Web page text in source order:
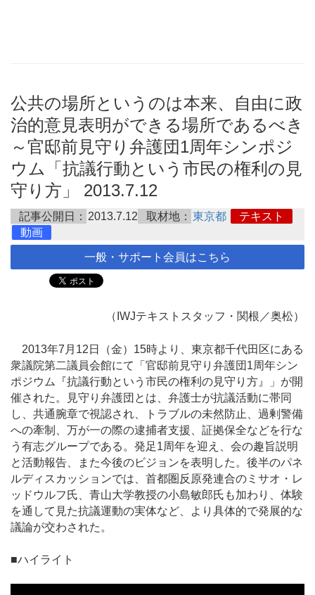
公共の場所というのは本来、自由に政
治的意見表明ができる場所であるべき
～官邸前見守り弁護団1周年シンポジ
ウム「抗議行動という市民の権利の見
守り方」 2013.7.12
記事公開日： 2013.7.12 取材地： 東京都
テキスト
動画
一般・サポート会員はこちら
（IWJテキストスタッフ・関根／奥松）
2013年7月12日（金）15時より、東京都千代田区にある
衆議院第二議員会館にて「官邸前見守り弁護団1周年シン
ポジウム『抗議行動という市民の権利の見守り方』」が開
催された。見守り弁護団とは、弁護士が抗議活動に帯同
し、共通腕章で視認され、トラブルの未然防止、過剰警備
への牽制、万が一の際の逮捕者支援、証拠保全などを行な
う有志グループである。発足1周年を迎え、会の趣旨説明
と活動報告、また今後のビジョンを表明した。後半のパネ
ルディスカッションでは、首都圏反原発連合のミサオ・レ
ッドウルフ氏、青山大学教授の小島敏郎氏も加わり、体験
を通して見た抗議運動の実体など、より具体的で発展的な
議論が交わされた。
■ハイライト